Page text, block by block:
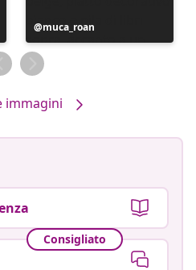
Post
pubblicato
da
muca_roan
immagini
Consigliato